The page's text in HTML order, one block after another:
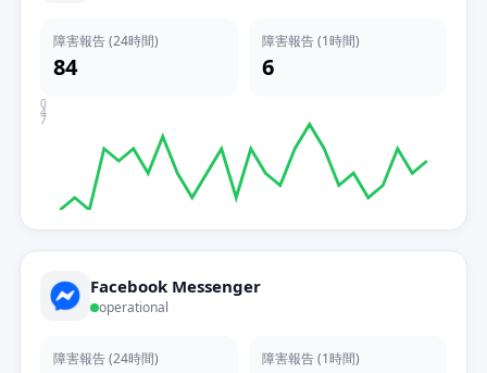
障害報告 (24時間)
84
障害報告 (1時間)
6
7
4
0
Facebook Messenger
operational
障害報告 (24時間) 障害報告 (1時間)